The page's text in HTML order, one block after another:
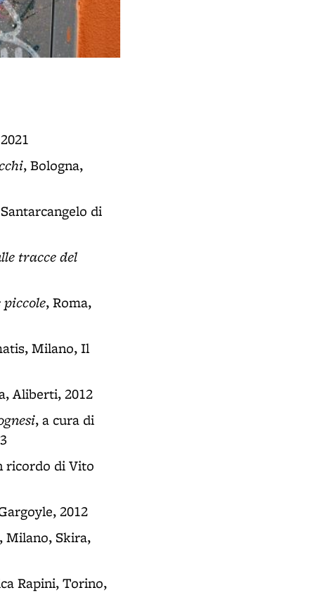
, Bologna,
di
tracce del
, Roma,
Milano, Il
Aliberti, 2012
, a cura di
ricordo di Vito
2012
Milano, Skira,
Rapini, Torino,